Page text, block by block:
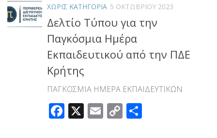
ΧΩΡΊΣ ΚΑΤΗΓΟΡΊΑ 5 ΟΚΤΩΒΡΊΟΥ 2023
Δελτίο Τύπου για την
Παγκόσμια Ημέρα
Εκπαιδευτικού από την ΠΔΕ
Κρήτης
ΠΑΓΚΟΣΜΙΑ ΗΜΕΡΑ ΕΚΠΑΙΔΕΥΤΙΚΩΝ
Facebook
X Email
Copy